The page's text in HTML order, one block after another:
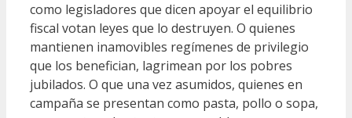
como legisladores que dicen apoyar el equilibrio
fiscal votan leyes que lo destruyen. O quienes
mantienen inamovibles regímenes de privilegio
que los benefician, lagrimean por los pobres
jubilados. O que una vez asumidos, quienes en
campaña se presentan como pasta, pollo o sopa,